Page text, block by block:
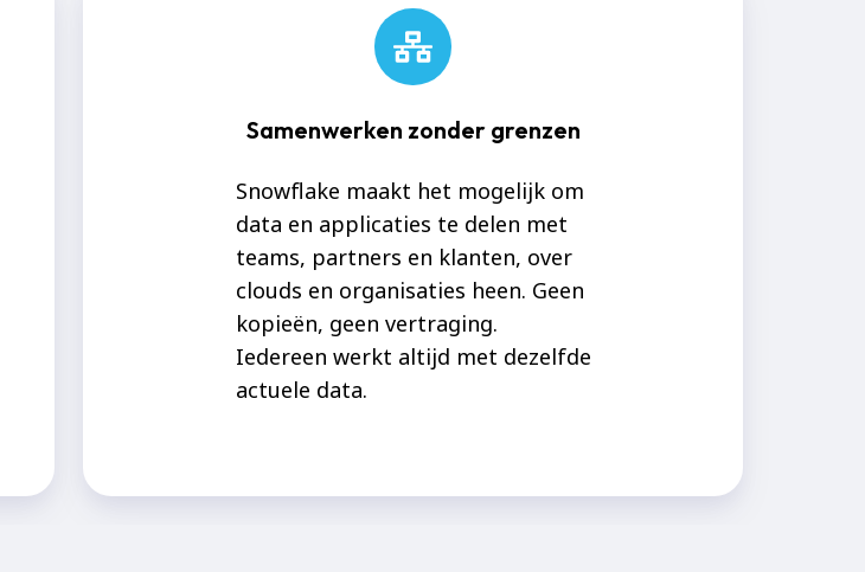
Samenwerken zonder grenzen
Snowflake maakt het mogelijk om
data en applicaties te delen met
teams, partners en klanten, over
clouds en organisaties heen. Geen
kopieën, geen vertraging.
Iedereen werkt altijd met dezelfde
actuele data.